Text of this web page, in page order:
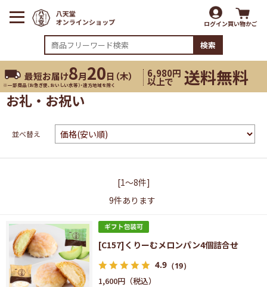
ログイン買い物かご
検索
最短お届け8月20日（木）
※一部商品（お急ぎ便、おいしい水等）・遠方地域を除く
6,980円
以上で 送料無料
お礼・お祝い
並べ替え
[1～8件]
9件あります
[C157]くりーむメロンパン4個詰合せ
4.9 （19）
1,600円